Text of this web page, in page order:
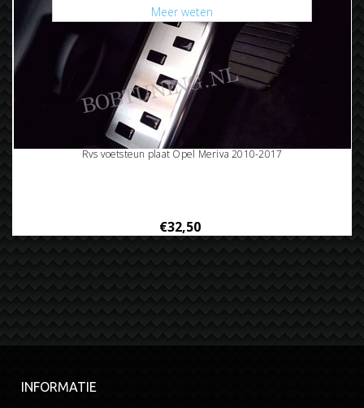
Rvs voetsteun plaat Opel Meriva 2010-2017
€32,50
INFORMATIE
Meer weten